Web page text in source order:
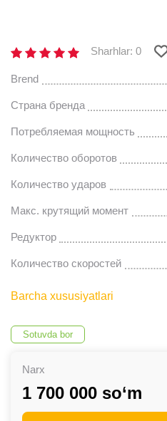
Sharhlar: 0
Brend
Страна бренда
Потребляемая мощность
Количество оборотов
Количество ударов
Макс. крутящий момент
Редуктор
Количество скоростей
Barcha xususiyatlari
Sotuvda bor
Narx
1 700 000 so‘m